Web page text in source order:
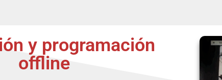
y programación
offline